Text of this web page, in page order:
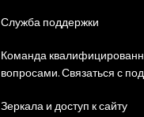
Служба поддержки
Команда
вопросами. Связаться с
Зеркала и доступ к сайту